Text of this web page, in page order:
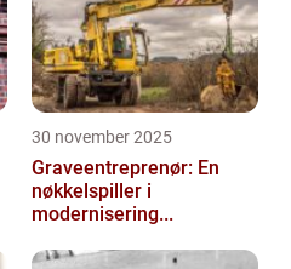
30 november 2025
Graveentreprenør: En
nøkkelspiller i
modernisering...